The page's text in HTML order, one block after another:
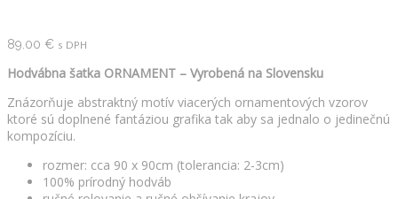
89.00 € s DPH
Hodvábna šatka ORNAMENT – Vyrobená na Slovensku
Znázorňuje abstraktný motív viacerých ornamentových vzorov
ktoré sú doplnené fantáziou grafika tak aby sa jednalo o jedinečnú
kompozíciu.
rozmer: cca 90 x 90cm (tolerancia: 2-3cm)
100% prírodný hodváb